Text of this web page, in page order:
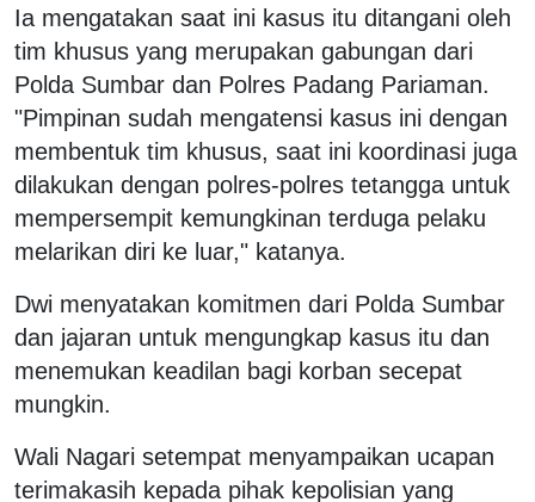
Ia mengatakan saat ini kasus itu ditangani oleh
tim khusus yang merupakan gabungan dari
Polda Sumbar dan Polres Padang Pariaman.
"Pimpinan sudah mengatensi kasus ini dengan
membentuk tim khusus, saat ini koordinasi juga
dilakukan dengan polres-polres tetangga untuk
mempersempit kemungkinan terduga pelaku
melarikan diri ke luar," katanya.
Dwi menyatakan komitmen dari Polda Sumbar
dan jajaran untuk mengungkap kasus itu dan
menemukan keadilan bagi korban secepat
mungkin.
Wali Nagari setempat menyampaikan ucapan
terimakasih kepada pihak kepolisian yang